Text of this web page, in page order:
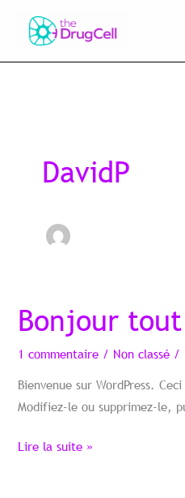
DavidP
Bonjour
1 commentaire / Non classé /
Bienvenue sur WordPress.
Modifiez-le ou supprimez-le,
Bonjour
tout
le
monde !
Lire la suite »